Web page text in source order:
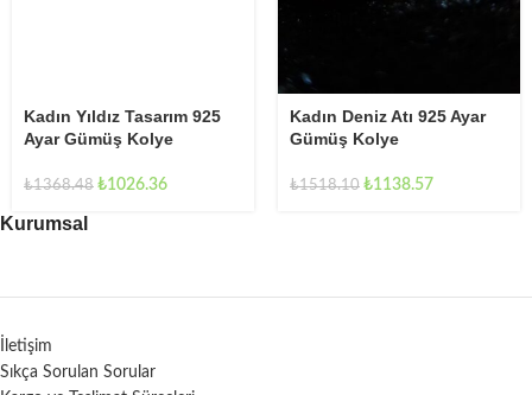
Kadın Yıldız Tasarım 925
Ayar Gümüş Kolye
₺1368.48 ₺1026.36
Kadın Deniz Atı 925 Ayar
Gümüş Kolye
₺1518.10 ₺1138.57
Kurumsal
İletişim
Sıkça Sorulan Sorular